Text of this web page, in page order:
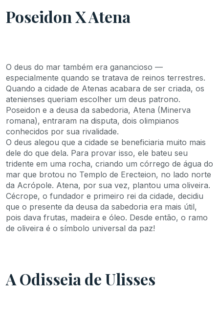
Poseidon X Atena
O deus do mar também era ganancioso —
especialmente quando se tratava de reinos terrestres.
Quando a cidade de Atenas acabara de ser criada, os
atenienses queriam escolher um deus patrono.
Poseidon e a deusa da sabedoria, Atena (Minerva
romana), entraram na disputa, dois olimpianos
conhecidos por sua rivalidade.
O deus alegou que a cidade se beneficiaria muito mais
dele do que dela. Para provar isso, ele bateu seu
tridente em uma rocha, criando um córrego de água do
mar que brotou no Templo de Erecteion, no lado norte
da Acrópole. Atena, por sua vez, plantou uma oliveira.
Cécrope, o fundador e primeiro rei da cidade, decidiu
que o presente da deusa da sabedoria era mais útil,
pois dava frutas, madeira e óleo. Desde então, o ramo
de oliveira é o símbolo universal da paz!
A Odisseia de Ulisses